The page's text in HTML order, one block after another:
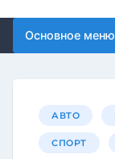
Основное меню
АВТО
СПОРТ